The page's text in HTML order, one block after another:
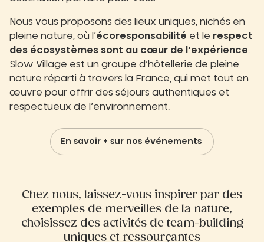
Nous vous proposons des lieux uniques, nichés en
pleine nature, où l’écoresponsabilité et le respect
des écosystèmes sont au cœur de l’expérience.
Slow Village est un groupe d’hôtellerie de pleine
nature réparti à travers la France, qui met tout en
œuvre pour offrir des séjours authentiques et
respectueux de l’environnement.
En savoir + sur nos événements
Chez nous, laissez-vous inspirer par des
exemples de merveilles de la nature,
choisissez des activités de team-building
uniques et ressourçantes